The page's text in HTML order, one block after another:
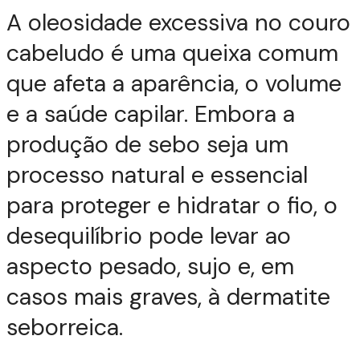
A oleosidade excessiva no couro
cabeludo é uma queixa comum
que afeta a aparência, o volume
e a saúde capilar. Embora a
produção de sebo seja um
processo natural e essencial
para proteger e hidratar o fio, o
desequilíbrio pode levar ao
aspecto pesado, sujo e, em
casos mais graves, à dermatite
seborreica.